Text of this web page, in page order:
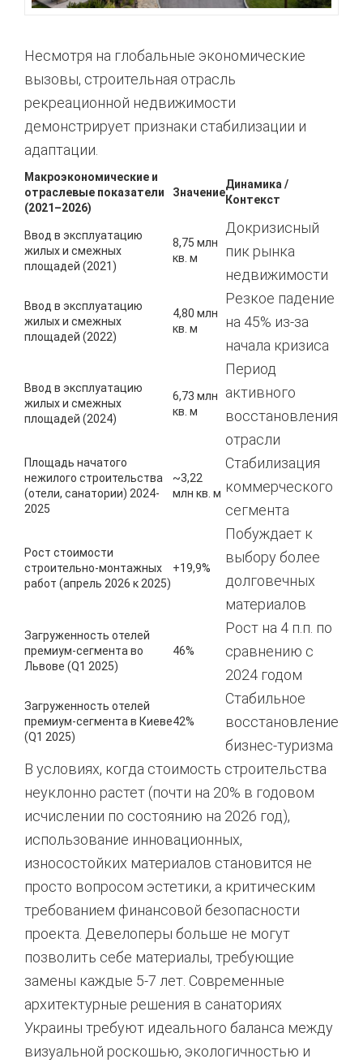
Несмотря на глобальные экономические
вызовы, строительная отрасль
рекреационной недвижимости
демонстрирует признаки стабилизации и
адаптации.
Макроэкономические и
отраслевые показатели
(2021–2026)
Значение
Динамика /
Контекст
Ввод в эксплуатацию
жилых и смежных
площадей (2021)
8,75 млн
кв. м
Докризисный
пик рынка
недвижимости
Ввод в эксплуатацию
жилых и смежных
площадей (2022)
4,80 млн
кв. м
Резкое падение
на 45% из-за
начала кризиса
Ввод в эксплуатацию
жилых и смежных
площадей (2024)
6,73 млн
кв. м
Период
активного
восстановления
отрасли
Площадь начатого
нежилого строительства
(отели, санатории) 2024-
2025
~3,22
млн кв. м
Стабилизация
коммерческого
сегмента
Рост стоимости
строительно-монтажных
работ (апрель 2026 к 2025)
+19,9%
Побуждает к
выбору более
долговечных
материалов
Загруженность отелей
премиум-сегмента во
Львове (Q1 2025)
46%
Рост на 4 п.п. по
сравнению с
2024 годом
Загруженность отелей
премиум-сегмента в Киеве
(Q1 2025)
42%
Стабильное
восстановление
бизнес-туризма
В условиях, когда стоимость строительства
неуклонно растет (почти на 20% в годовом
исчислении по состоянию на 2026 год),
использование инновационных,
износостойких материалов становится не
просто вопросом эстетики, а критическим
требованием финансовой безопасности
проекта. Девелоперы больше не могут
позволить себе материалы, требующие
замены каждые 5-7 лет. Современные
архитектурные решения в санаториях
Украины требуют идеального баланса между
визуальной роскошью, экологичностью и